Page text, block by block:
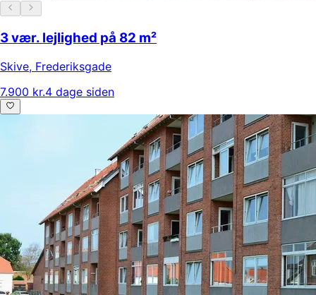
3 vær. lejlighed på 82 m²
Skive, Frederiksgade
7.900 kr.4 dage siden